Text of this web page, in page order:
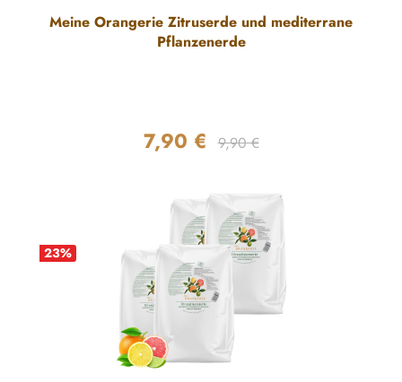
Durchschnittliche Bewertung von 5 von 5 Sternen
Meine Orangerie Zitruserde und mediterrane
Pflanzenerde
Verkaufspreis:
7,90 € Regulärer Preis:
9,90 €
23%